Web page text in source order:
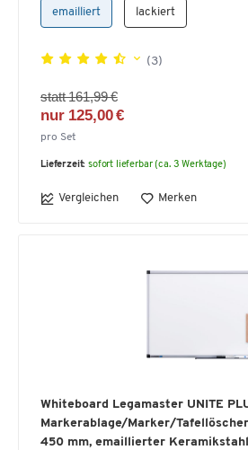
emailliert lackiert
(3)
statt 161,99 €
nur 125,00 €
pro Set
Lieferzeit: sofort lieferbar (ca. 3 Werktage)
Vergleichen Merken
Whiteboard Legamaster UNITE
Markerablage/Marker/
450 mm, emaillierter